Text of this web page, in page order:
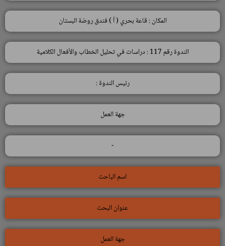
المكان : قاعة بحري ( أ ) فندق روضة البستان
الندوة رقم 117 : دراسات في تحليل الخطاب والأفعال الكلامية
رئيس الندوة :
جهة العمل
-
اسم الباحث
عنوان البحث
جهة العمل